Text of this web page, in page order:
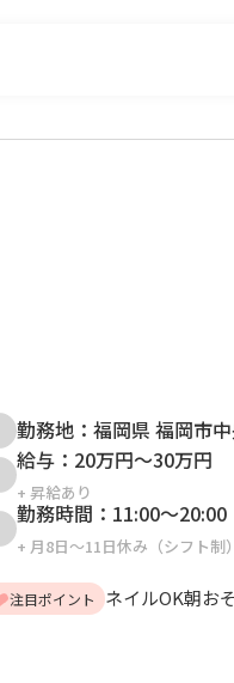
勤務地： 福岡県 福岡市
給与： 20万円～30万円
+ 昇給あり
勤務時間： 11:00～20:00
+ 月8日～11日休み（シフト制）
注目ポイント ネイルOK朝お